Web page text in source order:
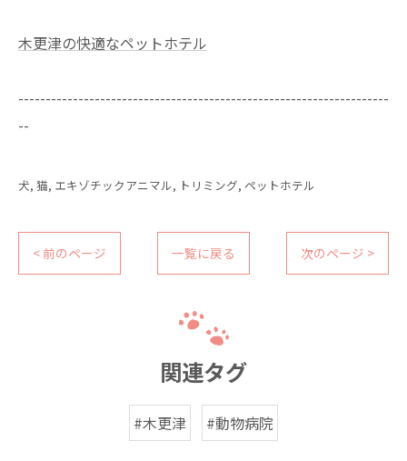
木更津の快適なペットホテル
--------------------------------------------------------------------
--
犬 猫 エキゾチックアニマル トリミング ペットホテル
< 前のページ 一覧に戻る 次のページ >
関連タグ
#木更津 #動物病院